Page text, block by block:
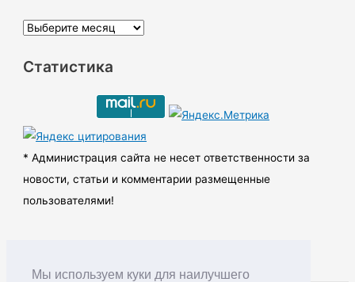
Мы используем куки для наилучшего
А
х
ы
Статистика
* Администрация сайта не несет ответственности за
новости, статьи и комментарии размещенные
пользователями!